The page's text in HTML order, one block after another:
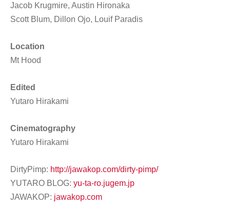
Jacob Krugmire, Austin Hironaka
Scott Blum, Dillon Ojo, Louif Paradis
Location
Mt Hood
Edited
Yutaro Hirakami
Cinematography
Yutaro Hirakami
DirtyPimp: http://jawakop.com/dirty-pimp/
YUTARO BLOG: yu-ta-ro.jugem.jp
JAWAKOP: jawakop.com